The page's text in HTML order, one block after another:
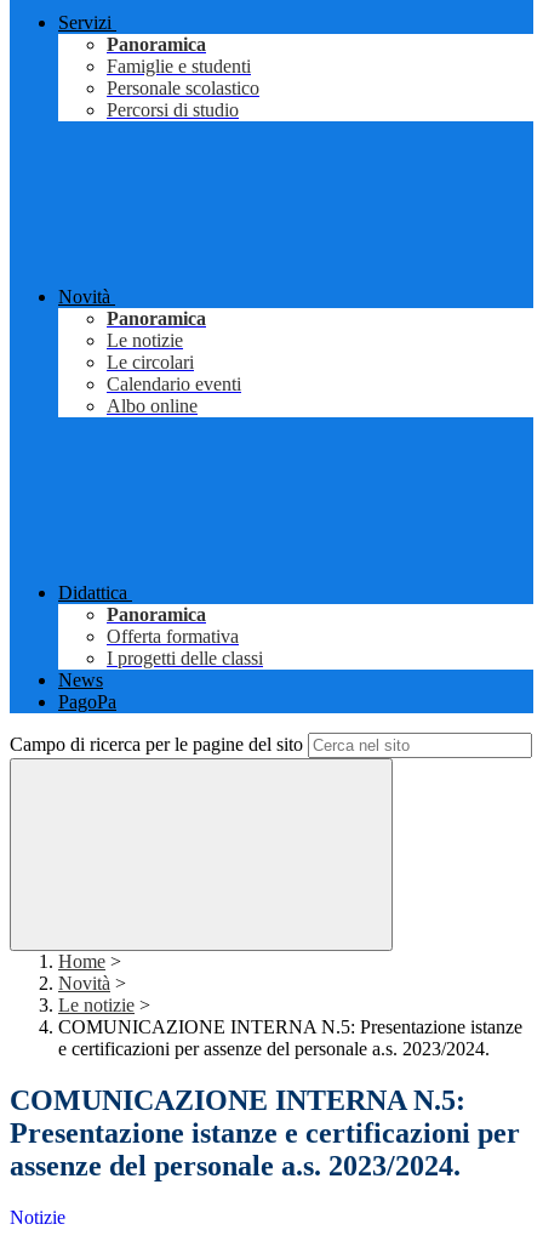
Servizi
Panoramica
Famiglie e studenti
Personale scolastico
Percorsi di studio
Novità
Panoramica
Le notizie
Le circolari
Calendario eventi
Albo online
Didattica
Panoramica
Offerta formativa
I progetti delle classi
News
PagoPa
Campo di ricerca per le pagine del sito
Home >
Novità >
Le notizie >
COMUNICAZIONE INTERNA N.5: Presentazione istanze
e certificazioni per assenze del personale a.s. 2023/2024.
COMUNICAZIONE INTERNA N.5:
Presentazione istanze e certificazioni per
assenze del personale a.s. 2023/2024.
Notizie